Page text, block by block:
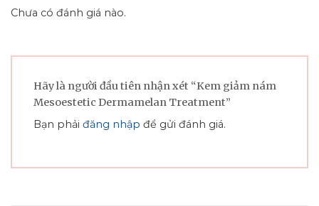
Chưa có đánh giá nào.
Hãy là người đầu tiên nhận xét “Kem giảm nám
Mesoestetic Dermamelan Treatment”
Bạn phải đăng nhập để gửi đánh giá.